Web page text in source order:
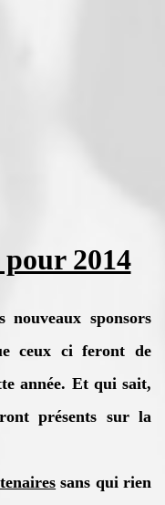
pour 2014
sponsors
ceux ci feront de
année. Et qui sait,
présents sur la
sans qui rien